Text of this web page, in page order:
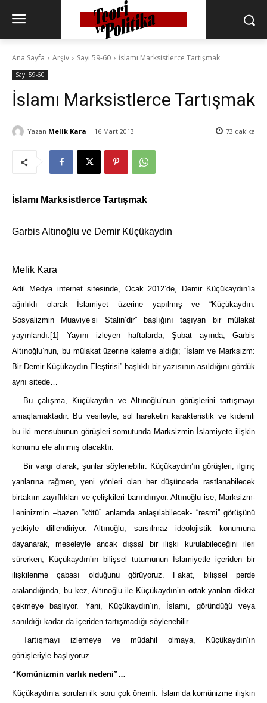
Ana Sayfa Arşiv Sayı 59-60 İslamı Marksistlerce Tartışmak
Sayı 59-60
İslamı Marksistlerce Tartışmak
Yazan Melik Kara 16 Mart 2013 73 dakika
İslamı Marksistlerce Tartışmak
Garbis Altınoğlu ve Demir Küçükaydın
Melik Kara
Adil Medya internet sitesinde, Ocak 2012’de, Demir Küçükaydın’la
ağırlıklı olarak İslamiyet üzerine yapılmış ve “Küçükaydın:
Sosyalizmin Muaviye’si Stalin’dir” başlığını taşıyan bir mülakat
yayınlandı. [1]
Yayını izleyen haftalarda, Şubat ayında, Garbis
Altınoğlu’nun, bu mülakat üzerine kaleme aldığı; “İslam ve Marksizm:
Bir Demir Küçükaydın Eleştirisi” başlıklı bir yazısının asıldığını gördük
aynı sitede…
Bu çalışma, Küçükaydın ve Altınoğlu’nun görüşlerini tartışmayı
amaçlamaktadır. Bu vesileyle, sol hareketin karakteristik ve kıdemli
bu iki mensubunun görüşleri somutunda Marksizmin İslamiyete ilişkin
konumu ele alınmış olacaktır.
Bir vargı olarak, şunlar söylenebilir: Küçükaydın’ın görüşleri, ilginç
yanlarına rağmen, yeni yönleri olan her düşüncede rastlanabilecek
birtakım zayıflıkları ve çelişkileri barındırıyor. Altınoğlu ise, Marksizm-
Leninizmin –bazen “kötü” anlamda anlaşılabilecek- “resmi” görüşünü
yetkiyle dillendiriyor. Altınoğlu, sarsılmaz ideolojistik konumuna
dayanarak, meseleyle ancak dışsal bir ilişki kurulabileceğini ileri
sürerken, Küçükaydın’ın bilişsel tutumunun İslamiyetle içeriden bir
ilişkilenme çabası olduğunu görüyoruz. Fakat, bilişsel perde
aralandığında, bu kez, Altınoğlu ile Küçükaydın’ın ortak yanları dikkat
çekmeye başlıyor. Yani, Küçükaydın’ın, İslamı, göründüğü veya
sanıldığı kadar da içeriden tartışmadığı söylenebilir.
Tartışmayı izlemeye ve müdahil olmaya, Küçükaydın’ın
görüşleriyle başlıyoruz.
“Komünizmin varlık nedeni”…
Küçükaydın’a sorulan ilk soru çok önemli: İslam’da komünizme ilişkin